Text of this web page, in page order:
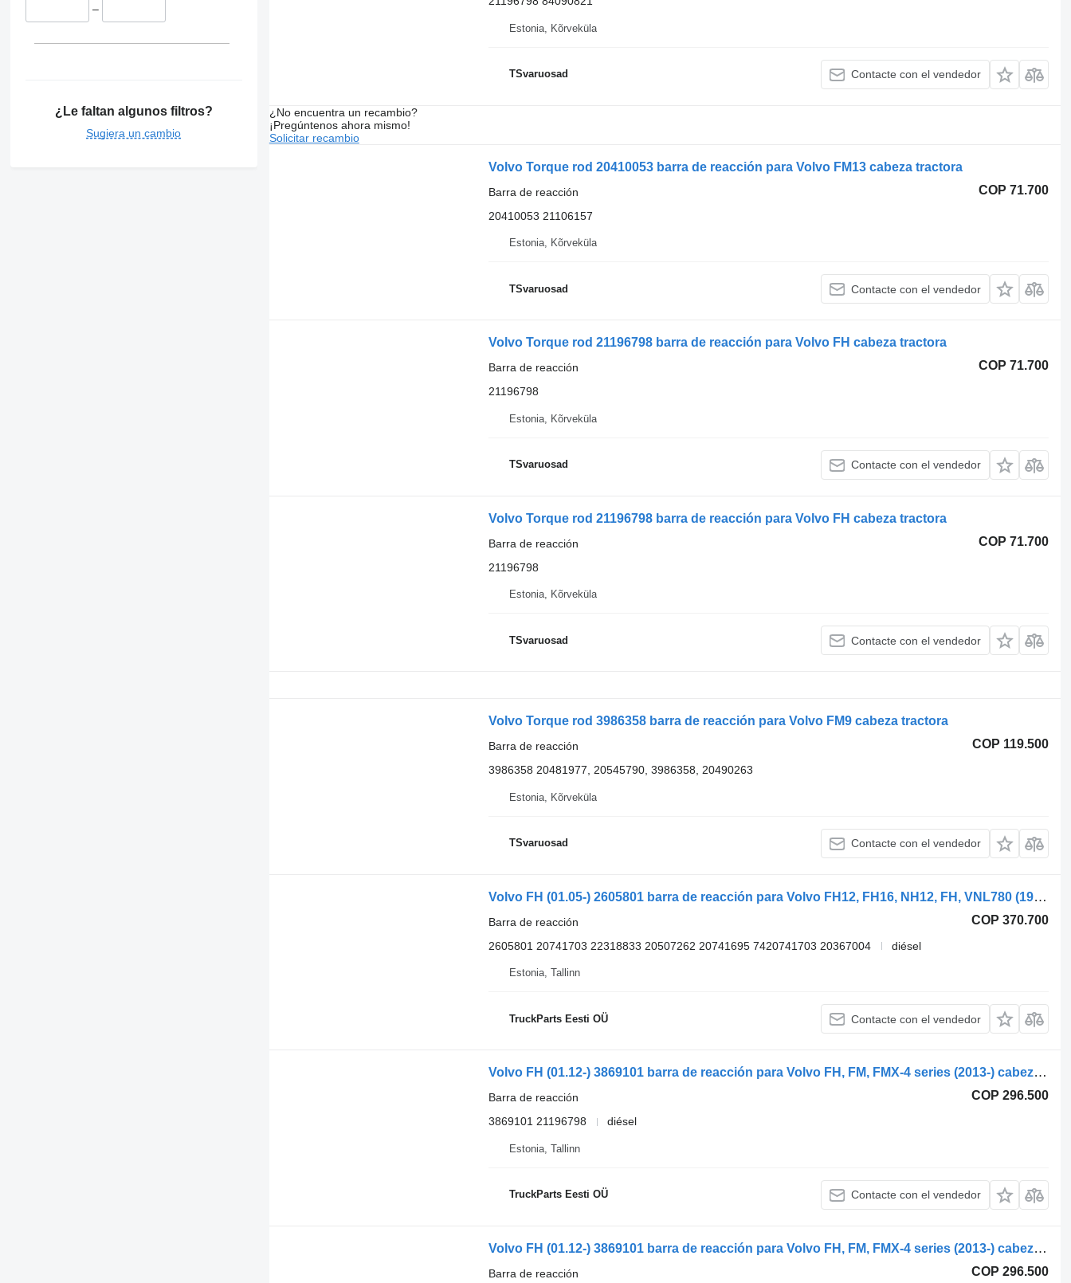
–
¿Le faltan algunos filtros?
Sugiera un cambio
Estonia, Kõrveküla
TSvaruosad Contacte con el vendedor
¿No encuentra un recambio?
¡Pregúntenos ahora mismo!
Solicitar recambio
Volvo Torque rod 20410053 barra de reacción para Volvo FM13 cabeza tractora
COP 71.700
Barra de reacción
20410053 21106157
Estonia, Kõrveküla
TSvaruosad Contacte con el vendedor
Volvo Torque rod 21196798 barra de reacción para Volvo FH cabeza tractora
COP 71.700
Barra de reacción
21196798
Estonia, Kõrveküla
TSvaruosad Contacte con el vendedor
Volvo Torque rod 21196798 barra de reacción para Volvo FH cabeza tractora
COP 71.700
Barra de reacción
21196798
Estonia, Kõrveküla
TSvaruosad Contacte con el vendedor
Volvo Torque rod 3986358 barra de reacción para Volvo FM9 cabeza tractora
COP 119.500
Barra de reacción
3986358 20481977, 20545790, 3986358, 20490263
Estonia, Kõrveküla
TSvaruosad Contacte con el vendedor
Volvo FH (01.05-) 2605801 barra de reacción para Volvo FH12, FH16, NH12, FH, VNL780 (1993-2014) cabeza tractora
COP 370.700
Barra de reacción
2605801 20741703 22318833 20507262 20741695 7420741703 20367004
diésel
Estonia, Tallinn
TruckParts Eesti OÜ Contacte con el vendedor
Volvo FH (01.12-) 3869101 barra de reacción para Volvo FH, FM, FMX-4 series (2013-) cabeza tractora
COP 296.500
Barra de reacción
3869101 21196798
diésel
Estonia, Tallinn
TruckParts Eesti OÜ Contacte con el vendedor
Volvo FH (01.12-) 3869101 barra de reacción para Volvo FH, FM, FMX-4 series (2013-) cabeza tractora
COP 296.500
Barra de reacción